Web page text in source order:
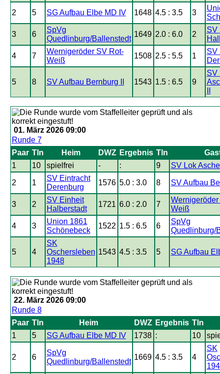
2 5 SG Aufbau Elbe MD IV 1648 4.5 : 3.5 3
3 6
SpVg
Quedlinburg/Ballenstedt
1649 2.0 : 6.0 2
SV
4 7
Wernigeröder SV Rot-
Weiß
1508 2.5 : 5.5 1
SV
5 8 SV Aufbau Bernburg II 1543 1.5 : 6.5 9
SV
01. März 2026 09:00
Runde 7
Paar Tln Heim DWZ Ergebnis Tln
1
10 spielfrei - : 9 SV Lok
2 1
SV Eintracht
Derenburg
1576 5.0 : 3.0 8 SV Aufbau
3 2
SV Einheit
Halberstadt
1721 6.0 : 2.0 7
Weiß
4 3
Union 1861
Schönebeck
1522 1.5 : 6.5 6
SpVg
Quedlinburg/
5 4
SK
Oschersleben
1948
1543 4.5 : 3.5 5 SG Aufbau
22. März 2026 09:00
Runde 8
Paar Tln Heim DWZ Ergebnis Tln
1
5 SG Aufbau Elbe MD IV 1738 : 10
2 6
SpVg
Quedlinburg/Ballenstedt
1669 4.5 : 3.5 4
SK